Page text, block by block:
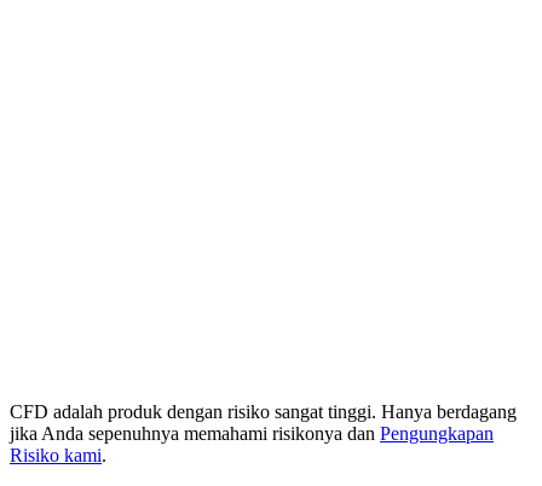
CFD adalah produk dengan risiko sangat tinggi. Hanya berdagang
jika Anda sepenuhnya memahami risikonya dan Pengungkapan
Risiko kami.